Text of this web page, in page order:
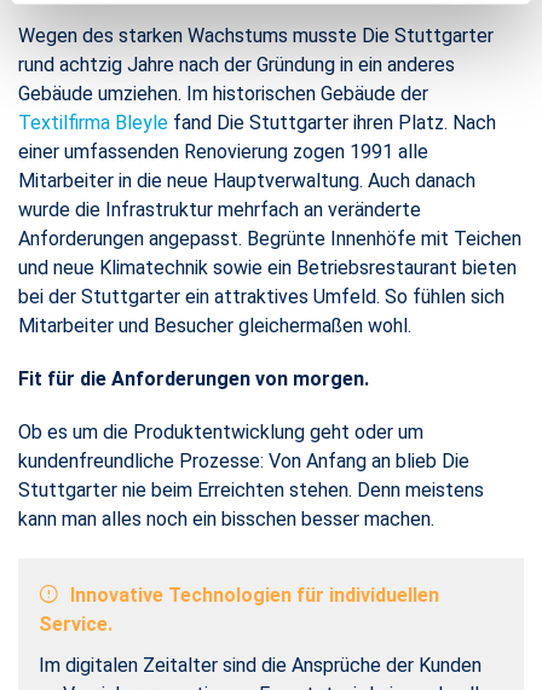
Wegen des starken Wachstums musste Die Stuttgarter
rund achtzig Jahre nach der Gründung in ein anderes
Gebäude umziehen. Im historischen Gebäude der
Textilfirma Bleyle fand Die Stuttgarter ihren Platz. Nach
einer umfassenden Renovierung zogen 1991 alle
Mitarbeiter in die neue Hauptverwaltung. Auch danach
wurde die Infrastruktur mehrfach an veränderte
Anforderungen angepasst. Begrünte Innenhöfe mit Teichen
und neue Klimatechnik sowie ein Betriebsrestaurant bieten
bei der Stuttgarter ein attraktives Umfeld. So fühlen sich
Mitarbeiter und Besucher gleichermaßen wohl.
Fit für die Anforderungen von morgen.
Ob es um die Produktentwicklung geht oder um
kundenfreundliche Prozesse: Von Anfang an blieb Die
Stuttgarter nie beim Erreichten stehen. Denn meistens
kann man alles noch ein bisschen besser machen.
Innovative Technologien für individuellen
Service.
Im digitalen Zeitalter sind die Ansprüche der Kunden